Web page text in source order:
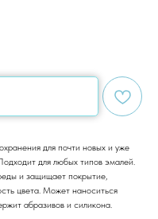
для почти новых и уже
для любых типов эмалей.
и защищает покрытие,
цвета. Может наноситься
абразивов и силикона.